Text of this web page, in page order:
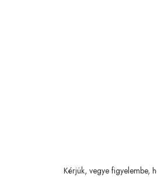
Kérjük, vegye figyelembe,